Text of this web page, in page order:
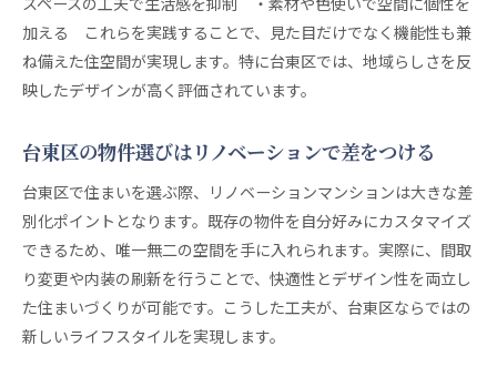
加える これらを実践することで、見た目だけでなく機能性も兼
ね備えた住空間が実現します。特に台東区では、地域らしさを反
映したデザインが高く評価されています。
台東区の物件選びはリノベーションで差をつける
台東区で住まいを選ぶ際、リノベーションマンションは大きな差
別化ポイントとなります。既存の物件を自分好みにカスタマイズ
できるため、唯一無二の空間を手に入れられます。実際に、間取
り変更や内装の刷新を行うことで、快適性とデザイン性を両立し
た住まいづくりが可能です。こうした工夫が、台東区ならではの
新しいライフスタイルを実現します。